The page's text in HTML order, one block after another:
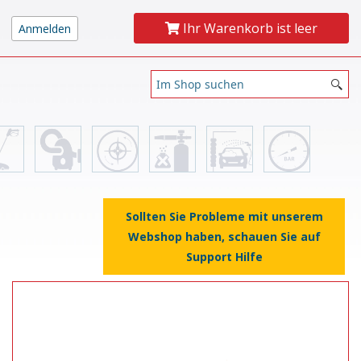
Ihr Warenkorb ist leer
Sollten Sie Probleme mit unserem
Webshop haben, schauen Sie auf
Support Hilfe